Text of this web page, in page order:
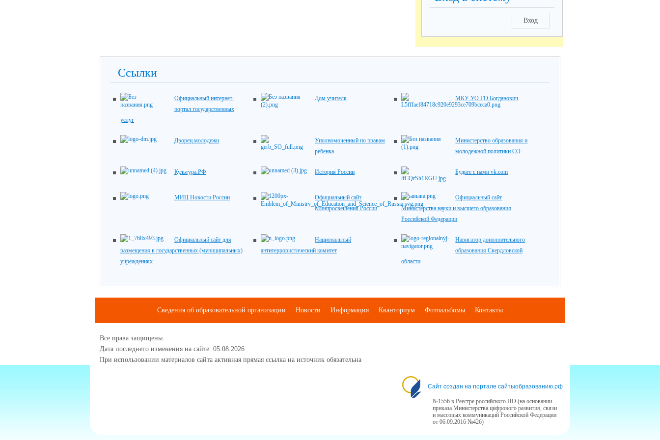
Вход
Ссылки
Официальный интернет-
портал государственных
услуг
Дом учителя МКУ УО ГО Богданович
Дворец молодежи
Уполномоченный по правам
ребенка
Министерство образования и
молодежной политики СО
Культура.РФ История России Будьте с нами vk.com
МИЦ Новости России
Официальный сайт
Минпросвещения России
Официальный сайт
Министерства науки и высшего образования
Российской Федерации
Официальный сайт для
размещения в государственных (муниципальных)
учреждениях
Национальный
антитеррористический комитет
Навигатор дополнительного
образования Свердловской
области
Сведения об образовательной организации Новости Информация Кванториум Фотоальбомы Контакты
Все права защищены.
Дата последнего изменения на сайте: 05.08.2026
При использовании материалов сайта активная прямая ссылка на источник обязательна
Сайт создан на портале сайтыобразованию.рф
№1556 в Реестре российского ПО (на основании
приказа Министерства цифрового развития, связи
и массовых коммуникаций Российской Федерации
от 06.09.2016 №426)